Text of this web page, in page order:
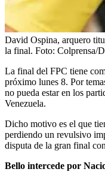
David Ospina, arquero
la final. Foto: Colprensa/
La final del FPC tiene
próximo lunes 8. Por
no pueda estar en los
Venezuela.
Dicho motivo es el que
perdiendo un revulsivo
disputa de la gran final
Bello intercede por